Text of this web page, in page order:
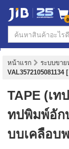
0
หน้าแรก ระบบขา
VAL3572105081134
TAPE (เท
ทปพิมพ์อัก
บบเคลือบ